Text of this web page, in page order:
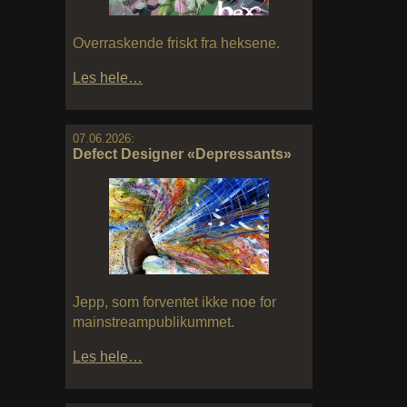
Overraskende friskt fra heksene.
Les hele…
07.06.2026:
Defect Designer «Depressants»
Jepp, som forventet ikke noe for
mainstreampublikummet.
Les hele…